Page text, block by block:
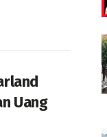
Uang